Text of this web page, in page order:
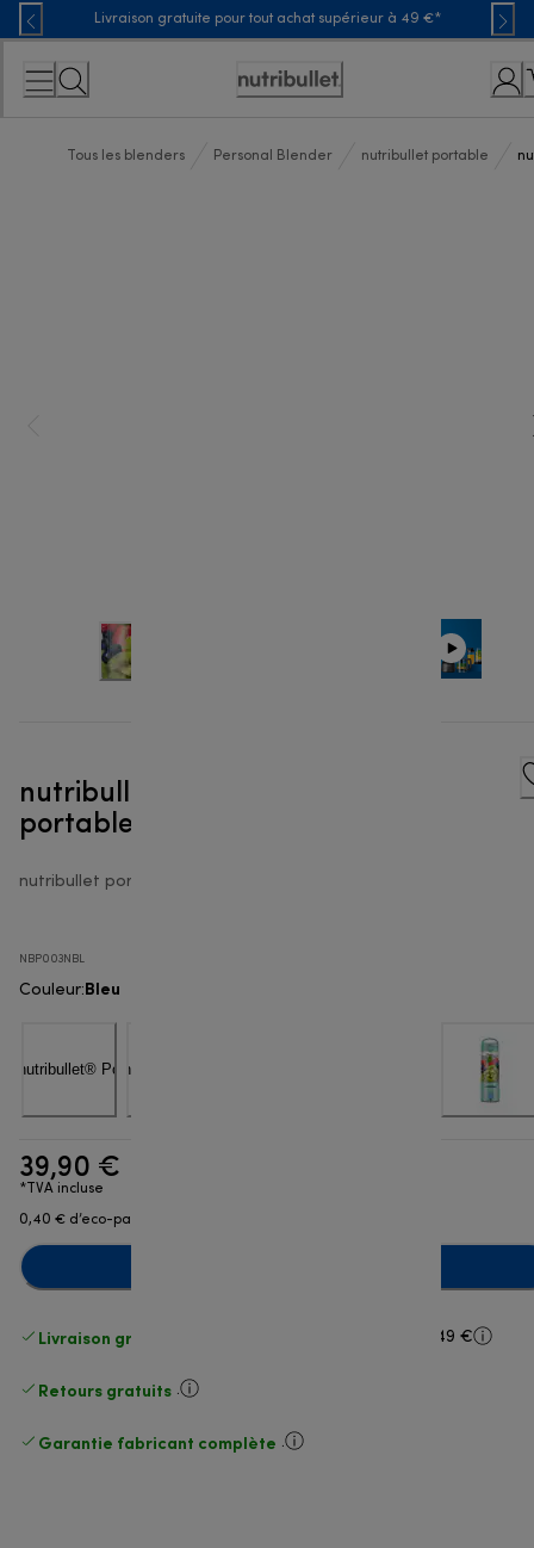
Skip
to
Content
Livraison gratuite pour tout achat supérieur à 49 €*
Déclaration
Tous les blenders Personal Blender nutribullet portable
nutribullet® Portable - Blender
portable
nutribullet portable
NBP003NBL
Couleur:Bleu
39,90 €
*TVA incluse
0,40 € d’eco-part
Livraison gratuite standard standard à partir de 49 €
Retours gratuits .
Garantie fabricant complète .